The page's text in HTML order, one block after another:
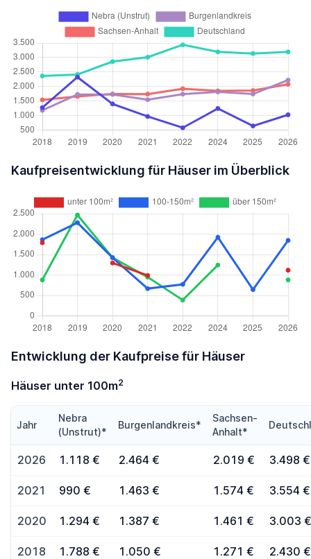
Kaufpreisentwicklung für Häuser im Überblick
Entwicklung der Kaufpreise für Häuser
Häuser unter 100m2
Jahr
Nebra
(Unstrut)*
Burgenlandkreis*
Sachsen-
Anhalt*
2026 1.118 € 2.464 € 2.019 € 3.498 €
2021 990 € 1.463 € 1.574 € 3.554 €
2020 1.294 € 1.387 € 1.461 € 3.003 €
2018 1.788 € 1.050 € 1.271 € 2.430 €